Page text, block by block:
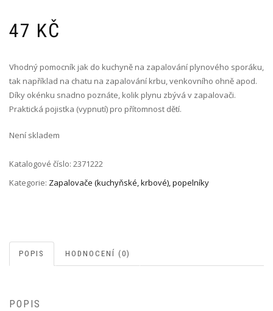
47 KČ
Vhodný pomocník jak do kuchyně na zapalování plynového sporáku,
tak například na chatu na zapalování krbu, venkovního ohně apod.
Díky okénku snadno poznáte, kolik plynu zbývá v zapalovači.
Praktická pojistka (vypnutí) pro přítomnost dětí.
Není skladem
Katalogové číslo: 2371222
Kategorie: Zapalovače (kuchyňské, krbové), popelníky
POPIS HODNOCENÍ (0)
POPIS